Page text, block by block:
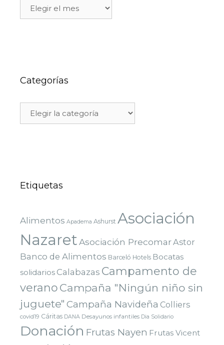
Categorías
Etiquetas
Alimentos Apadema Ashurst Asociación
NazaretAsociación PrecomarAstor
Banco de Alimentos Barceló Hotels Bocatas
solidarios Calabazas Campamento de
verano Campaña "Ningún niño sin
juguete" Campaña Navideña Colliers
covid19 Cáritas DANA Desayunos infantiles Dia Solidario
Donación Frutas Nayen Frutas Vicent